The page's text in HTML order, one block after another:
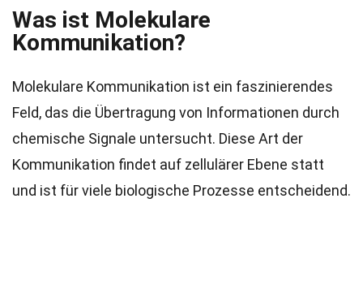
Was ist Molekulare
Kommunikation?
Molekulare Kommunikation ist ein faszinierendes
Feld, das die Übertragung von Informationen durch
chemische Signale untersucht. Diese Art der
Kommunikation findet auf zellulärer Ebene statt
und ist für viele biologische Prozesse entscheidend.